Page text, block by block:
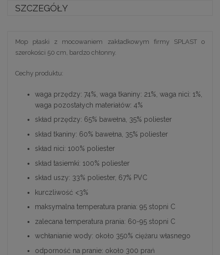
SZCZEGÓŁY
Mop płaski z mocowaniem zakładkowym firmy SPLAST o
szerokości 50 cm, bardzo chłonny.
Cechy produktu:
waga przędzy: 74%, waga tkaniny: 21%, waga nici: 1%,
waga pozostałych materiałów: 4%
skład przędzy: 65% bawełna, 35% poliester
skład tkaniny: 60% bawełna, 35% poliester
skład nici: 100% poliester
skład tasiemki: 100% poliester
skład uszy: 33% poliester, 67% PVC
kurczliwość <3%
maksymalna temperatura prania: 95 stopni C
zalecana temperatura prania: 60-95 stopni C
wchłanianie wody: około 350% ciężaru własnego
odporność na pranie: około 300 prań